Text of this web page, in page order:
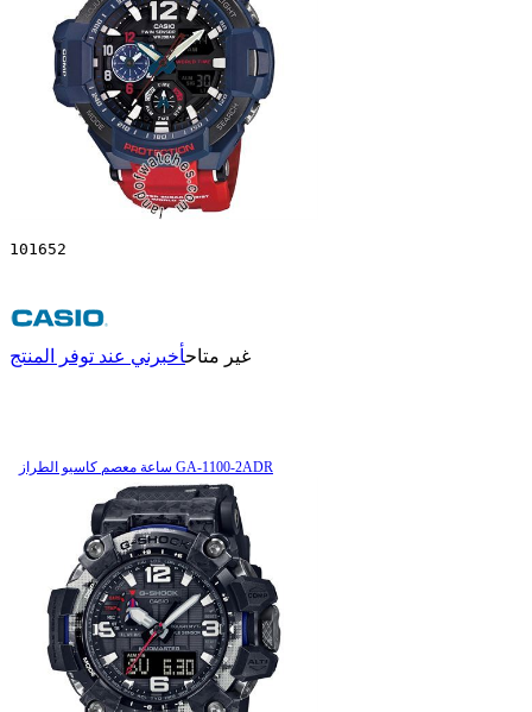
101652
غير متاحأخبرني عند توفر المنتج
ساعة معصم کاسیو الطراز GA-1100-2ADR